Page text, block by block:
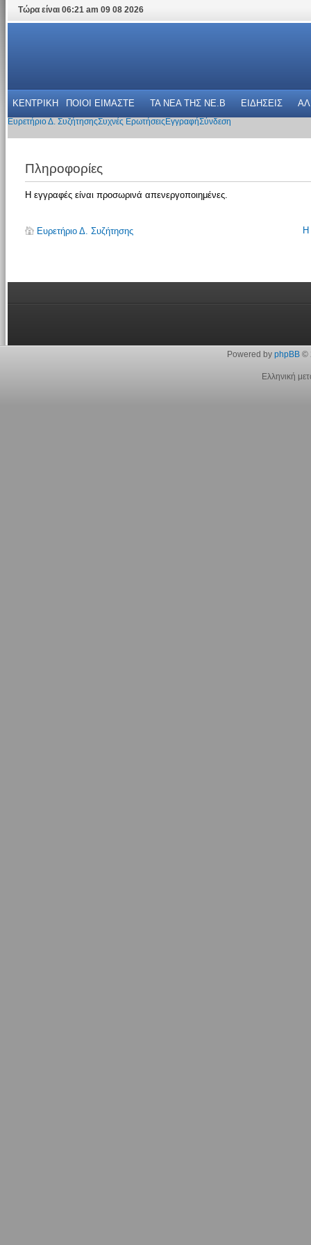
Τώρα είναι 06:21 am 09 08 2026
ΚΕΝΤΡΙΚΗ ΠΟΙΟΙ ΕΙΜΑΣΤΕ ΤΑ ΝΕΑ THΣ NE.B ΕΙΔΗΣΕΙΣ
Ευρετήριο Δ. ΣυζήτησηςΣυχνές Ερωτήσεις ΕγγραφήΣύνδεση
Πληροφορίες
Η εγγραφές είναι προσωρινά απενεργοποιημένες.
Ευρετήριο Δ. Συζήτησης Η
Powered by phpBB©
Ελληνική